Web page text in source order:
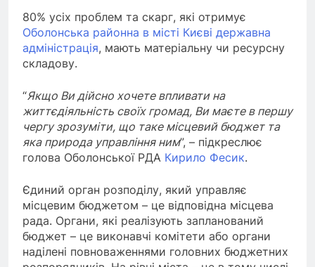
80% усіх проблем та скарг, які отримує
Оболонська районна в місті Києві державна
адміністрація, мають матеріальну чи ресурсну
складову.
“Якщо Ви дійсно хочете впливати на
життєдіяльність своїх громад, Ви маєте в першу
чергу зрозуміти, що таке місцевий бюджет та
яка природа управління ним”, – підкреслює
голова Оболонської РДА Кирило Фесик.
Єдиний орган розподілу, який управляє
місцевим бюджетом – це відповідна місцева
рада. Органи, які реалізують запланований
бюджет – це виконавчі комітети або органи
наділені повноваженнями головних бюджетних